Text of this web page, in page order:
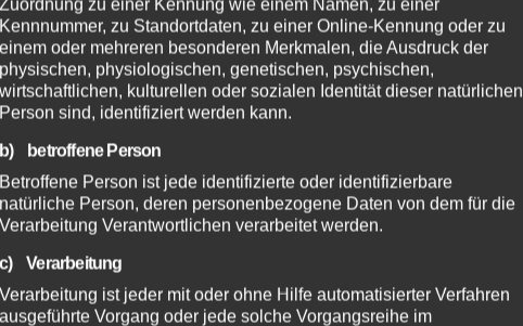
Zuordnung zu einer Kennung wie einem Namen, zu einer
Kennnummer, zu Standortdaten, zu einer Online-Kennung oder zu
einem oder mehreren besonderen Merkmalen, die Ausdruck der
physischen, physiologischen, genetischen, psychischen,
wirtschaftlichen, kulturellen oder sozialen Identität dieser natürlichen
Person sind, identifiziert werden kann.
b) betroffene Person
Betroffene Person ist jede identifizierte oder identifizierbare
natürliche Person, deren personenbezogene Daten von dem für die
Verarbeitung Verantwortlichen verarbeitet werden.
c) Verarbeitung
Verarbeitung ist jeder mit oder ohne Hilfe automatisierter Verfahren
ausgeführte Vorgang oder jede solche Vorgangsreihe im